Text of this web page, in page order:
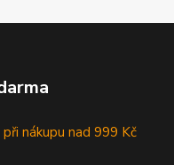
nákupu nad 999 Kč